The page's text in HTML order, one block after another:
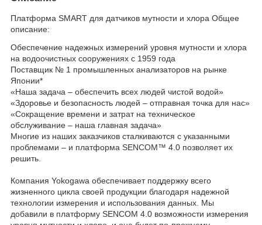
Платформа SMART для датчиков мутности и хлора Общее
описание:
Обеспечение надежных измерений уровня мутности и хлора
на водоочистных сооружениях с 1959 года
Поставщик № 1 промышленных анализаторов на рынке
Японии*
«Наша задача – обеспечить всех людей чистой водой»
«Здоровье и безопасность людей – отправная точка для нас»
«Сокращение времени и затрат на техническое
обслуживание – наша главная задача»
Многие из наших заказчиков сталкиваются с указанными
проблемами – и платформа SENCOM™ 4.0 позволяет их
решить.
Компания Yokogawa обеспечивает поддержку всего
жизненного цикла своей продукции благодаря надежной
технологии измерения и использования данных. Мы
добавили в платформу SENCOM 4.0 возможности измерения